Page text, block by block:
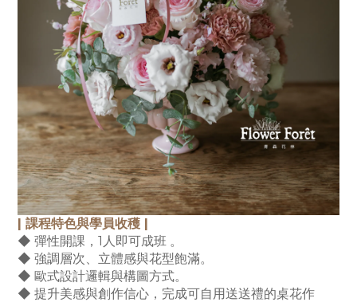
| 課程特色與學員收穫 |
◆ 彈性開課，1人即可成班 。
◆ 強調層次、立體感與花型飽滿。
◆ 歐式設計邏輯與構圖方式。
◆ 提升美感與創作信心，完成可自用送送禮的桌花作